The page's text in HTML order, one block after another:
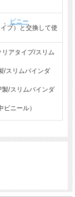
場合、水が入り込む場合
ビニー
プ）と交換して使
リアタイプ/スリム
/スリムバインダ
製/スリムバインダ
ビニール）